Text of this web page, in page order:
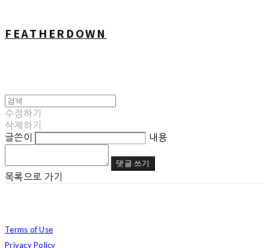
FEATHERDOWN
수정하기
삭제하기
글쓴이
내용
댓글 쓰기
목록으로 가기
Terms of Use
Privacy Policy